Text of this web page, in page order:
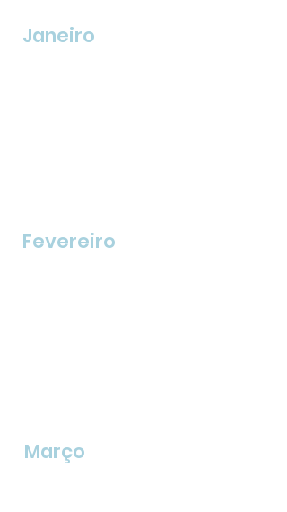
Janeiro
Fevereiro
Março